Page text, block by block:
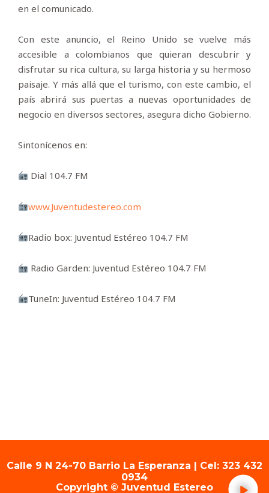
en el comunicado.
Con este anuncio, el Reino Unido se vuelve más
accesible a colombianos que quieran descubrir y
disfrutar su rica cultura, su larga historia y su hermoso
paisaje. Y más allá que el turismo, con este cambio, el
país abrirá sus puertas a nuevas oportunidades de
negocio en diversos sectores, asegura dicho Gobierno.
Sintonícenos en:
Dial 104.7 FM
www.Juventudestereo.com
Radio box: Juventud Estéreo 104.7 FM
Radio Garden: Juventud Estéreo 104.7 FM
TuneIn: Juventud Estéreo 104.7 FM
Calle 9 N 24-70 Barrio La Esperanza | Cel: 323 432
0934
Copyright © Juventud Estereo